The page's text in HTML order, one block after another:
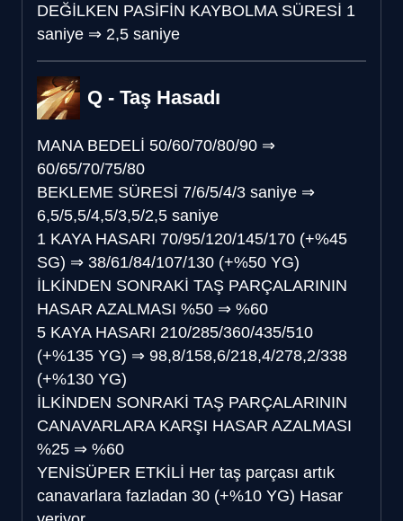
DEĞİLKEN PASİFİN KAYBOLMA SÜRESİ 1
saniye ⇒ 2,5 saniye
Q - Taş Hasadı
MANA BEDELİ 50/60/70/80/90 ⇒
60/65/70/75/80
BEKLEME SÜRESİ 7/6/5/4/3 saniye ⇒
6,5/5,5/4,5/3,5/2,5 saniye
1 KAYA HASARI 70/95/120/145/170 (+%45
SG) ⇒ 38/61/84/107/130 (+%50 YG)
İLKİNDEN SONRAKİ TAŞ PARÇALARININ
HASAR AZALMASI %50 ⇒ %60
5 KAYA HASARI 210/285/360/435/510
(+%135 YG) ⇒ 98,8/158,6/218,4/278,2/338
(+%130 YG)
İLKİNDEN SONRAKİ TAŞ PARÇALARININ
CANAVARLARA KARŞI HASAR AZALMASI
%25 ⇒ %60
YENİSÜPER ETKİLİ Her taş parçası artık
canavarlara fazladan 30 (+%10 YG) Hasar